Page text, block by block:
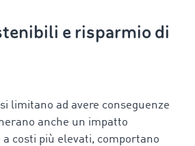
e risparmio di
limitano ad avere conseguenze
anche un impatto
costi più elevati, comportano